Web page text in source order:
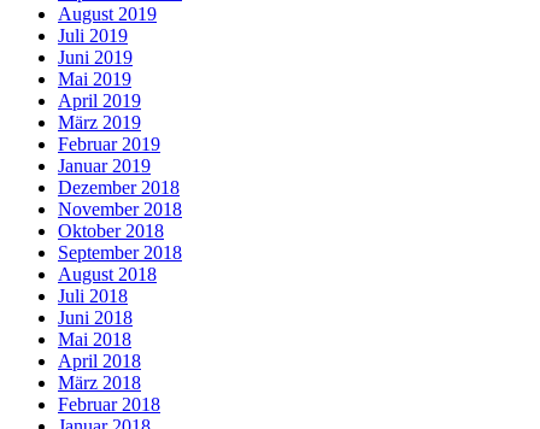
August 2019
Juli 2019
Juni 2019
Mai 2019
April 2019
März 2019
Februar 2019
Januar 2019
Dezember 2018
November 2018
Oktober 2018
September 2018
August 2018
Juli 2018
Juni 2018
Mai 2018
April 2018
März 2018
Februar 2018